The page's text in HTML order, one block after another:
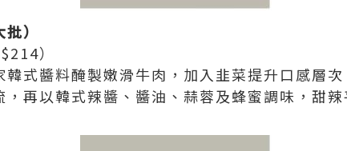
）
）
韓式醬料醃製嫩滑牛肉，加入韭菜提升口感層
再以韓式辣醬、醬油、蒜蓉及蜂蜜調味，甜辣